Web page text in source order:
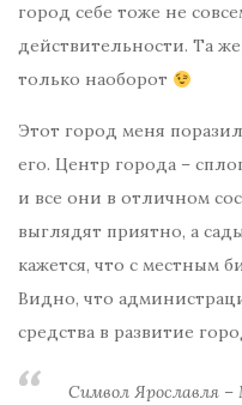
город себе тоже не
действительности. Та
только наоборот
Этот город меня
его. Центр города –
и все они в отличном
выглядят приятно, а
кажется, что с местным
Видно, что
средства в развитие
Символ Ярославля –